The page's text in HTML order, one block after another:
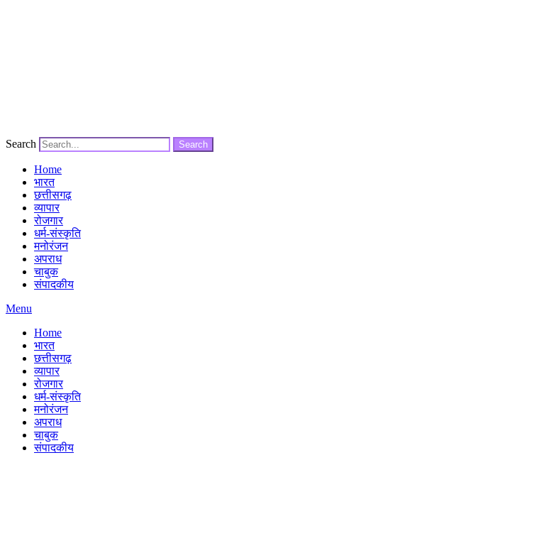
Search Search
Home
भारत
छत्तीसगढ़
व्यापार
रोजगार
धर्म-संस्कृति
मनोरंजन
अपराध
चाबुक
संपादकीय
Menu
Home
भारत
छत्तीसगढ़
व्यापार
रोजगार
धर्म-संस्कृति
मनोरंजन
अपराध
चाबुक
संपादकीय